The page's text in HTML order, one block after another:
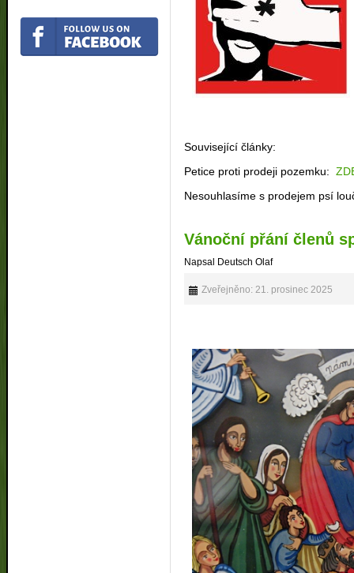
Související články:
Petice proti prodeji pozemku:
Nesouhlasíme s prodejem psí
Vánoční přání členů
Napsal Deutsch Olaf
Zveřejněno: 21. prosinec 2025